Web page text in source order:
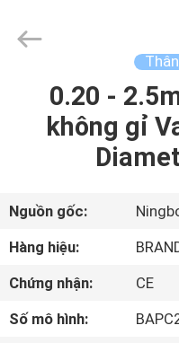
NHÀ
VỀ
CHÚNG
Brando
Hardware
0.20 -
không gỉ
Nguồn gốc:
Hàng hiệu:
Chứng nhận:
CE
Số mô hình: